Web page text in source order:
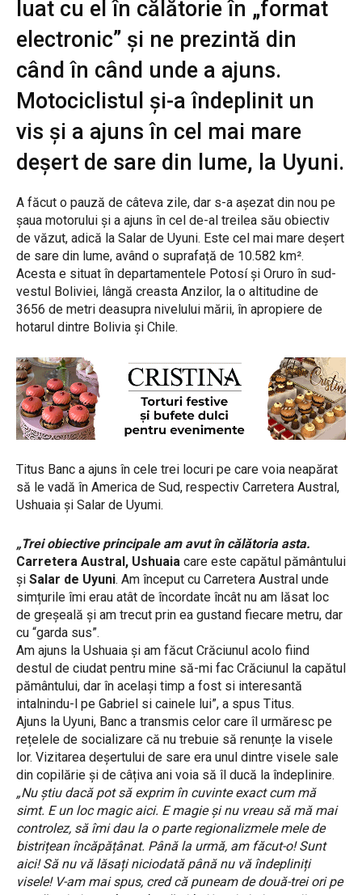
luat cu el în călătorie în „format
electronic” și ne prezintă din
când în când unde a ajuns.
Motociclistul și-a îndeplinit un
vis și a ajuns în cel mai mare
deșert de sare din lume, la Uyuni.
A făcut o pauză de câteva zile, dar s-a așezat din nou pe
șaua motorului și a ajuns în cel de-al treilea său obiectiv
de văzut, adică la Salar de Uyuni. Este cel mai mare deșert
de sare din lume, având o suprafață de 10.582 km².
Acesta e situat în departamentele Potosí și Oruro în sud-
vestul Boliviei, lângă creasta Anzilor, la o altitudine de
3656 de metri deasupra nivelului mării, în apropiere de
hotarul dintre Bolivia și Chile.
Titus Banc a ajuns în cele trei locuri pe care voia neapărat
să le vadă în America de Sud, respectiv Carretera Austral,
Ushuaia și Salar de Uyumi.
„Trei obiective principale am avut în călătoria asta.
Carretera Austral, Ushuaia care este capătul pământului
și Salar de Uyuni. Am început cu Carretera Austral unde
simțurile îmi erau atât de încordate încât nu am lăsat loc
de greșeală și am trecut prin ea gustand fiecare metru, dar
cu “garda sus”.
Am ajuns la Ushuaia și am făcut Crăciunul acolo fiind
destul de ciudat pentru mine să-mi fac Crăciunul la capătul
pământului, dar în același timp a fost si interesantă
intalnindu-l pe Gabriel si cainele lui”, a spus Titus.
Ajuns la Uyuni, Banc a transmis celor care îl urmăresc pe
rețelele de socializare că nu trebuie să renunțe la visele
lor. Vizitarea deșertului de sare era unul dintre visele sale
din copilărie și de câțiva ani voia să îl ducă la îndeplinire.
„Nu știu dacă pot să exprim în cuvinte exact cum mă
simt. E un loc magic aici. E magie și nu vreau să mă mai
controlez, să îmi dau la o parte regionalizmele mele de
bistrițean încăpățânat. Până la urmă, am făcut-o! Sunt
aici! Să nu vă lăsați niciodată până nu vă îndepliniți
visele! V-am mai spus, cred că puneam de două-trei ori pe